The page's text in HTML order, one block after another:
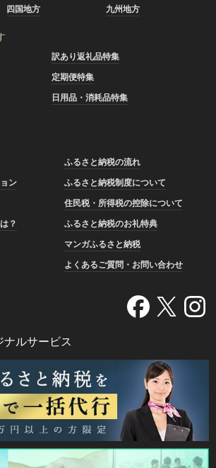
四国地方 九州地方
訳あり返礼品特集
定期便特集
日用品・消耗品特集
ふるさと納税の流れ
ン
ふるさと納税制度について
住民税・所得税の控除について
？
ふるさと納税のお礼特典
マンガふるさと納税
よくあるご質問・お問い合わせ
ルサービス